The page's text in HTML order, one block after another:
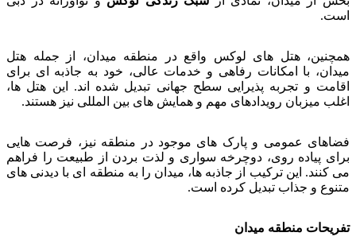
است.
همچنین، هتل های لوکس واقع در منطقه میدان، از جمله هتل
میدان، با امکانات رفاهی و خدمات عالی، خود به جاذبه ای برای
اقامت و تجربه پذیرایی سطح جهانی تبدیل شده اند. این هتل ها،
اغلب میزبان رویدادهای مهم و همایش های بین المللی نیز هستند.
فضاهای عمومی و پارک های موجود در منطقه نیز، فرصت هایی
برای پیاده روی، دوچرخه سواری و لذت بردن از طبیعت را فراهم
می کنند. این ترکیب از جاذبه ها، میدان را به منطقه ای با دیدنی های
متنوع و جذاب تبدیل کرده است.
تفریحات منطقه میدان